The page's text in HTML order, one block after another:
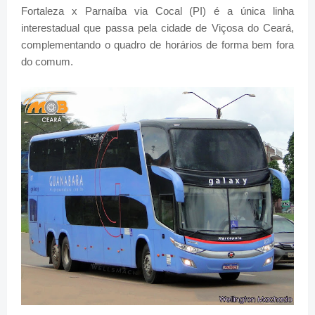
Fortaleza x Parnaíba via Cocal (PI) é a única linha
interestadual que passa pela cidade de Viçosa do Ceará,
complementando o quadro de horários de forma bem fora
do comum.